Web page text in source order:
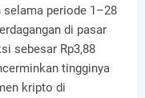
selama periode 1–28
di pasar
sebesar Rp3,88
tingginya
kripto di